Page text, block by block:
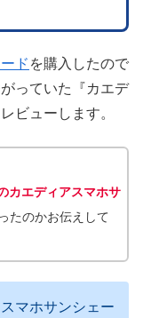
ド を購入したので
っていた『カエデ
ビューします。
カエディアスマホサ
たのかお伝えして
マホサンシェー